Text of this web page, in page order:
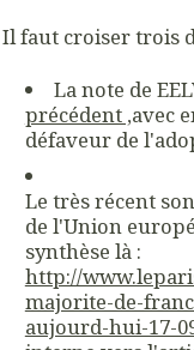
Il faut croiser trois
La note de
précédent ,avec
défaveur de
Le très récent
de l'Union
synthèse là :
http://
majorite-de-
aujourd-hui-17-